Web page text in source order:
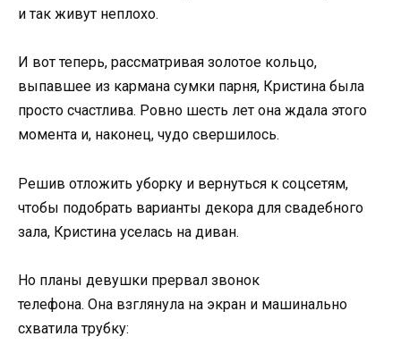
и так живут неплохо.
И вот теперь, рассматривая золотое кольцо,
выпавшее из кармана сумки парня, Кристина была
просто счастлива. Ровно шесть лет она ждала этого
момента и, наконец, чудо свершилось.
Решив отложить уборку и вернуться к соцсетям,
чтобы подобрать варианты декора для свадебного
зала, Кристина уселась на диван.
Но планы девушки прервал звонок
телефона. Она взглянула на экран и машинально
схватила трубку: